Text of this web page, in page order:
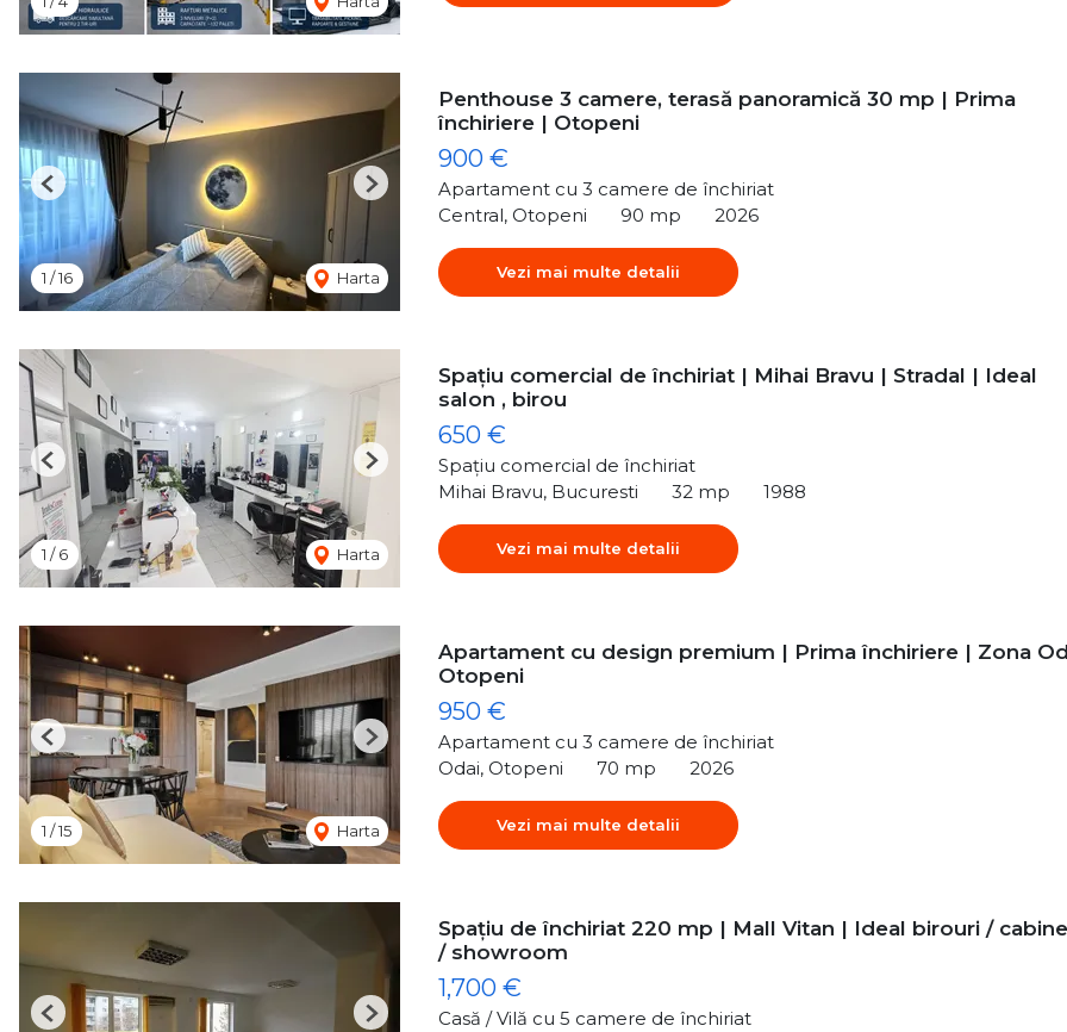
1 /16 Harta
Previous Next
Penthouse 3 camere, terasă panoramică 30 mp | Prima
închiriere | Otopeni
900 €
Apartament cu 3 camere de închiriat
Central, Otopeni
90 mp 2026
Vezi mai multe detalii
1 /6 Harta
Previous Next
Spațiu comercial de închiriat | Mihai Bravu | Stradal | Ideal
salon , birou
650 €
Spațiu comercial de închiriat
Mihai Bravu, Bucuresti
32 mp 1988
Vezi mai multe detalii
1 /15 Harta
Previous Next
Apartament cu design premium | Prima închiriere | Zona
Otopeni
950 €
Apartament cu 3 camere de închiriat
Odai, Otopeni
70 mp 2026
Vezi mai multe detalii
Previous Next
Spațiu de închiriat 220 mp | Mall Vitan | Ideal birouri /
/ showroom
1,700 €
Casă / Vilă cu 5 camere de închiriat